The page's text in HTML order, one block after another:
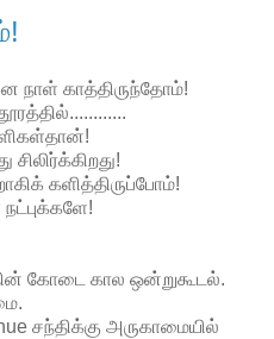
நாள் காத்திருந்தோம்!
களித்திருப்போம்!
கோடை கால ஒன்றுகூடல்.
சந்திக்கு அருகாமையில்